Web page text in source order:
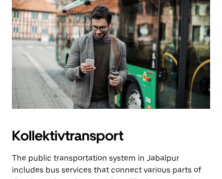
Kollektivtransport
The public transportation system in Jabalpur
includes bus services that connect various parts of